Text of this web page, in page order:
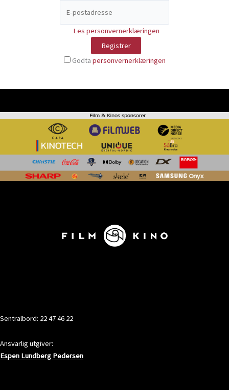
Les personvernerklæringen
Godta personvernerklæringen
Sentralbord: 22 47 46 22
Ansvarlig utgiver:
Espen Lundberg Pedersen